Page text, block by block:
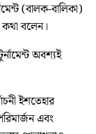
(বালক-বালিকা)
বলেন।
অবশ্যই
ইশতেহার
এবং